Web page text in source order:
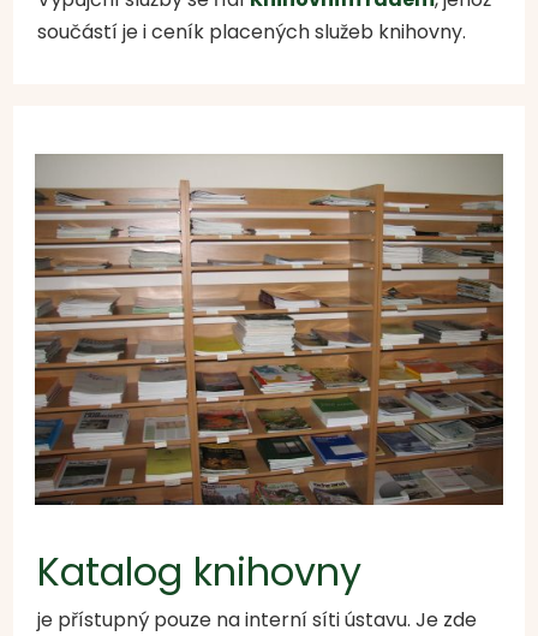
součástí je i ceník placených služeb knihovny.
Katalog knihovny
je přístupný pouze na interní síti ústavu. Je zde